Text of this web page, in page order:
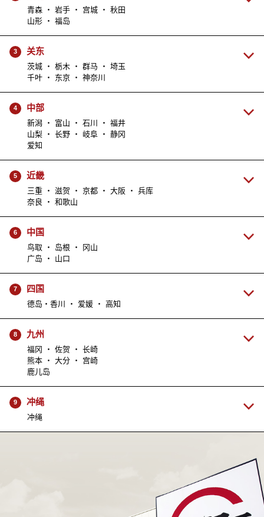
青森 ・ 岩手 ・ 宫城 ・ 秋田
山形 ・ 福岛
3 关东
茨城 ・ 栃木 ・ 群马 ・ 埼玉
千叶 ・ 东京 ・ 神奈川
4 中部
新潟 ・ 富山 ・ 石川 ・ 福井
山梨 ・ 长野 ・ 岐阜 ・ 静冈
爱知
5 近畿
三重 ・ 滋贺 ・ 京都 ・ 大阪 ・ 兵库
奈良 ・ 和歌山
6 中国
鸟取 ・ 岛根 ・ 冈山
广岛 ・ 山口
7 四国
德岛・香川 ・ 爱媛 ・ 高知
8 九州
福冈 ・ 佐贺 ・ 长崎
熊本 ・ 大分 ・ 宫崎
鹿儿岛
9 冲绳
冲绳